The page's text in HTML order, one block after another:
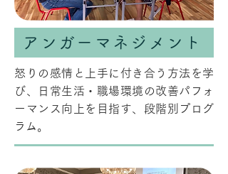
アンガーマネジメント
怒りの感情と上手に付き合う方法を学
び、日常生活・職場環境の改善パフォ
ーマンス向上を目指す、段階別プログ
ラム。